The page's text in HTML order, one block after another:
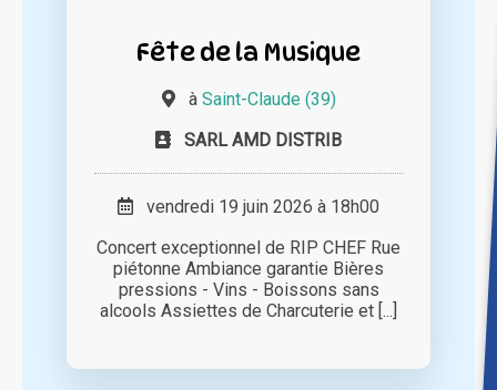
Fête de la Musique
à Saint-Claude (39)
SARL AMD DISTRIB
vendredi 19 juin 2026 à 18h00
Concert exceptionnel de RIP CHEF Rue
piétonne Ambiance garantie Bières
pressions - Vins - Boissons sans
alcools Assiettes de Charcuterie et [...]